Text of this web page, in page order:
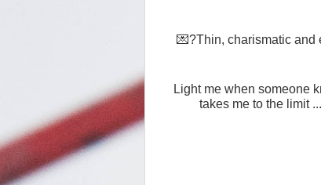
Thin, charismatic and
Light me when someone
takes me to the limit